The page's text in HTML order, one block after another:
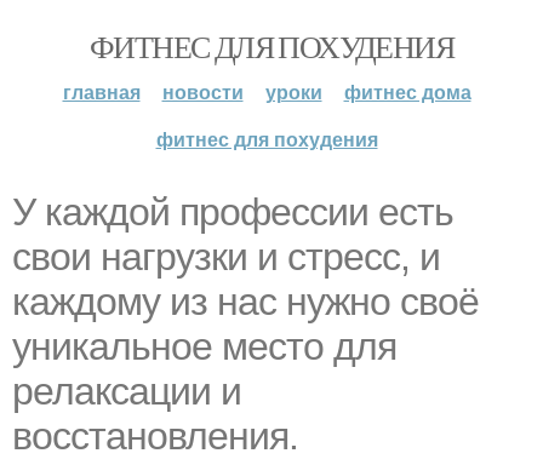
ФИТНЕС ДЛЯ ПОХУДЕНИЯ
главная новости уроки
фитнес дома
фитнес для похудения
У каждой профессии есть
свои нагрузки и стресс, и
каждому из нас нужно своё
уникальное место для
релаксации и
восстановления.